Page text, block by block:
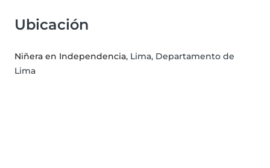
Ubicación
Niñera en Independencia, Lima, Departamento de
Lima